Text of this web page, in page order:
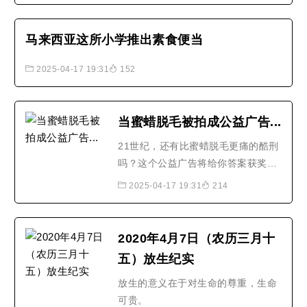
上前阻止并嚎啕大哭，上前抢夺男子
会儿子的阻挠，而是直接将鸡抢过来
用脚踩住准备宰，三岁..
马来西亚这所小学推出素食便当
2025-04-17 19:31 152
当蜜蜡脱毛被拍成公益广告...
21世纪，还有比蜜蜡脱毛更痛的酷刑
吗？这个公益广告将给你答案获奖广
告机构Lowe and Partners为PETA创
Olivier Venturini与Great Guns制作
2025-04-17 19:31 214
2020年4月7日（农历三月十
五）放生纪实
放生的意义在于对生命的尊重，生命
可贵。